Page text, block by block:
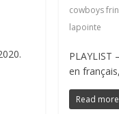
cowboys
lapointe
PLAYLIST
en
Read more